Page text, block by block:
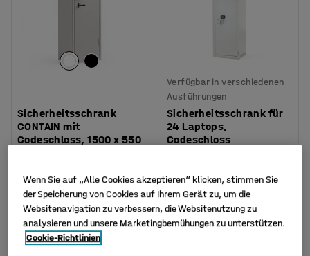
Sicherheitsschrank
CONTAIN mit
Codeschloss, 1500 x 550
1.375,- €
Exkl. USt.
KAUFEN
Verfügbar in verschiedenen
Ausführungen
Sicherheitsschrank für
24 Laptops,
Codeschloss
3.049,- €
Exkl. USt.
KAUFEN
Wenn Sie auf „Alle Cookies akzeptieren“ klicken, stimmen Sie
der Speicherung von Cookies auf Ihrem Gerät zu, um die
Websitenavigation zu verbessern, die Websitenutzung zu
analysieren und unsere Marketingbemühungen zu unterstützen.
Cookie-Richtlinien